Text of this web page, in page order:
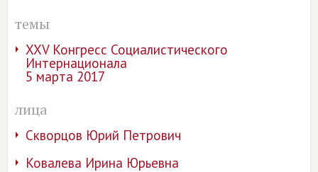
темы
ХХV Конгресс Социалистического
Интернационала
5 марта 2017
лица
Скворцов Юрий Петрович
Ковалева Ирина Юрьевна